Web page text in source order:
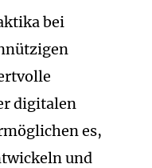
bei
digitalen
es,
und